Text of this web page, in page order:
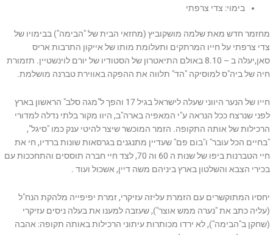
בימוי: צדי צרפתי
מחזמר חדש מאת שלמה מושקוביץ (מחזאי הבית של "הבימה") בבימויו של
צדי צרפתי על חייו המרתקים ותעלומת מותו של אייקון התרבות אריס
סאן,יעלה ב – 8.10 באולם התיאטרון של הסטודיו של יורם לוינשטיין. תזמורת
חיה של ביה"ס למוסיקה "הד" תלווה את ההפקה באווירת טברנה מושלמת.
חייו של הנער היווני שעלה לישראל בגיל 17 והפך ל"מגה סלב" הראשון בארץ
לפני שנרצח ככל הנראה ע"י המאפיה בארה"ב, היוו מקור בלתי נדלה למדורי
הרכילות של אותה התקופה. הזמר המוכשר שיצר להיטי ענק כמו "סיגל",
"בחיים הכל עובר" ו"בום פם" שעדיין מתנגנים בגרסאות שונות ברדיו, חי את
חיי הטברנות ביפו של שנות ה 60 וה 70, לצד חיי חברה תוססים והתחככות עם
בכירי הצבא והשלטון בארץ ביניהם משה דיין, אשכול ועוד .
יחסיו המתוקשרים עם הזמרת עליזה עזיקרי, זמרת יפיפייה מלהקת הנח"ל
(עליה כתב את "נערה ממש אוצר"), שעזבה למענו את בעלה ניסים עזיקרי
(שחקן ב"הבימה"), לא ירדו מכותרות עיתוני הרכילות באותה תקופה: אהבה